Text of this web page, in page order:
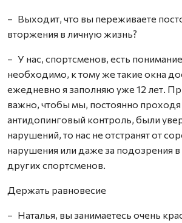
– Выходит, что вы переживаете
вторжения в личную жизнь?
– У нас, спортсменов, есть
необходимо, к тому же такие окна
ежедневно я заполняю уже 12 лет.
важно, чтобы мы, постоянно проходя
антидопинговый контроль, были
нарушений, то нас не отстранят от
нарушения или даже за подозрения
других спортсменов.
Держать равновесие
– Наталья, вы занимаетесь очень